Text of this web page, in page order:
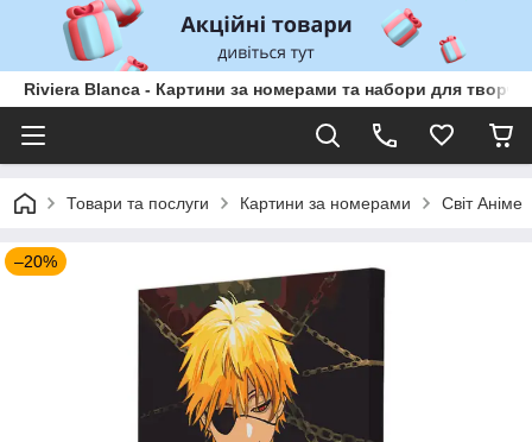
Riviera Blanca - Картини за номерами та набори для
Товари та послуги Картини за номерами Світ Аніме
–20%